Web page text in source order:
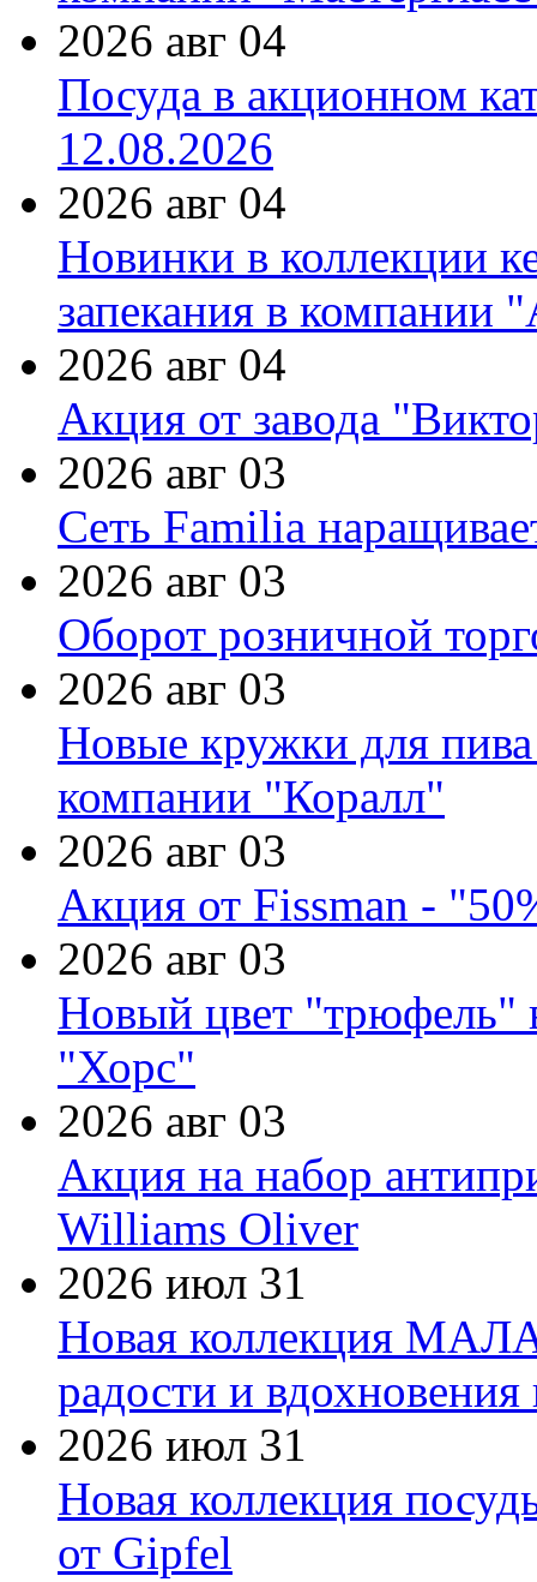
2026 авг 04
Посуда в акционном
12.08.2026
2026 авг 04
Новинки в коллекции
запекания в компании
2026 авг 04
Акция от завода
2026 авг 03
Сеть Familia
2026 авг 03
Оборот розничной
2026 авг 03
Новые кружки для
компании "Коралл"
2026 авг 03
Акция от Fissman -
2026 авг 03
Новый цвет "трюфель"
"Хорс"
2026 авг 03
Акция на набор
Williams Oliver
2026 июл 31
Новая коллекция
радости и
2026 июл 31
Новая коллекция
от Gipfel